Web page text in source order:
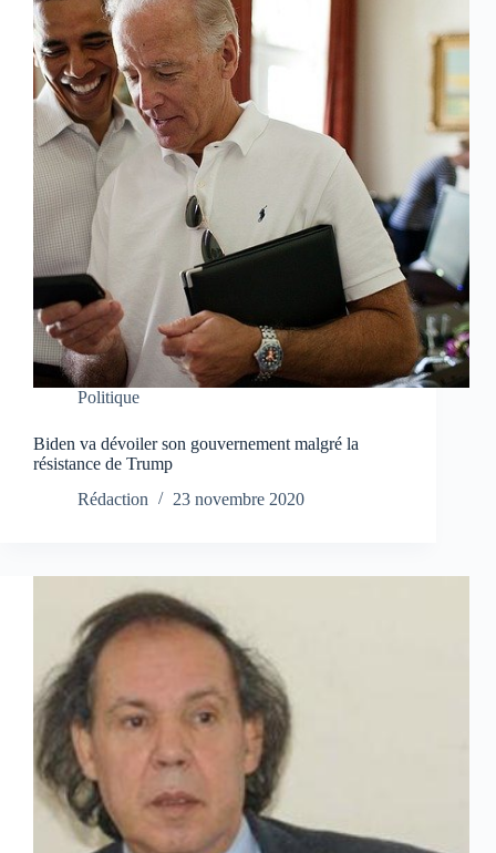
Politique
Biden va dévoiler son gouvernement malgré la
résistance de Trump
Rédaction
23 novembre 2020